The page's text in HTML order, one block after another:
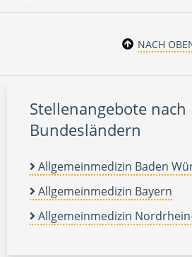
NACH
Stellenangebote nach
Bundesländern
Allgemeinmedizin Baden
Allgemeinmedizin Bayern
Allgemeinmedizin